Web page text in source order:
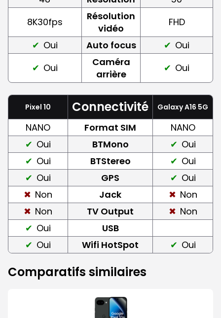
8K30fps
Résolution
vidéo
FHD
Oui
Auto focus
Oui
Oui
Caméra
arrière
Oui
Pixel 10 Connectivité Galaxy A16 5G
NANO Format SIM
NANO
Oui
BTMono
Oui
Oui
BTStereo
Oui
Oui
GPS
Oui
Non
Jack
Non
Non
TV Output
Non
Oui
USB
Oui
Wifi HotSpot Oui
Comparatifs similaires